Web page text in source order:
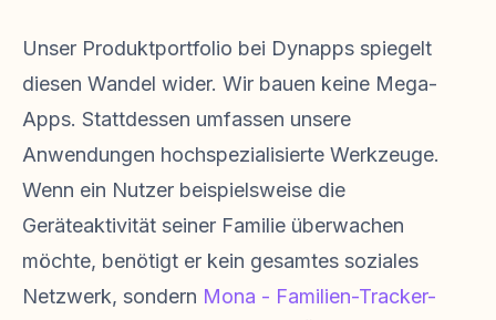
Unser Produktportfolio bei Dynapps spiegelt
diesen Wandel wider. Wir bauen keine Mega-
Apps. Stattdessen umfassen unsere
Anwendungen hochspezialisierte Werkzeuge.
Wenn ein Nutzer beispielsweise die
Geräteaktivität seiner Familie überwachen
möchte, benötigt er kein gesamtes soziales
Netzwerk, sondern Mona - Familien-Tracker-